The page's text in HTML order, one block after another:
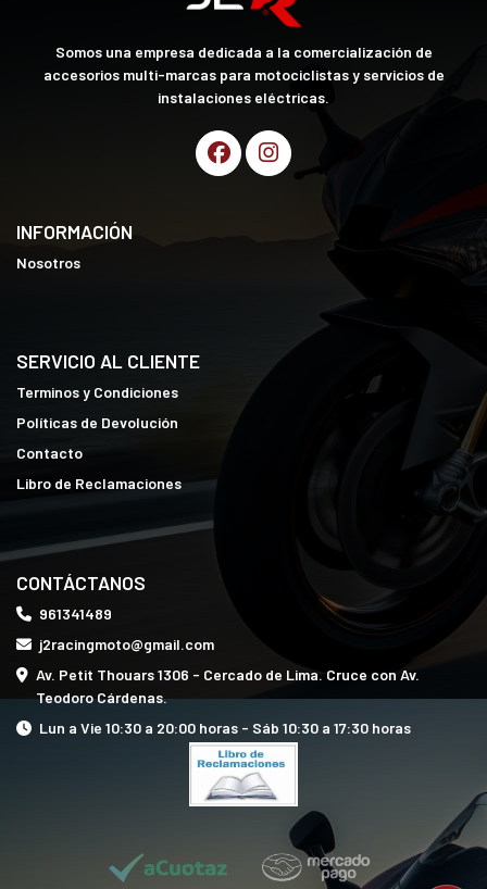
Somos una empresa dedicada a la comercialización de
accesorios multi-marcas para motociclistas y servicios de
instalaciones eléctricas.
INFORMACIÓN
Nosotros
SERVICIO AL CLIENTE
Terminos y Condiciones
Políticas de Devolución
Contacto
Libro de Reclamaciones
CONTÁCTANOS
961341489
j2racingmoto@gmail.com
Av. Petit Thouars 1306 - Cercado de Lima. Cruce con Av.
Teodoro Cárdenas.
Lun a Vie 10:30 a 20:00 horas - Sáb 10:30 a 17:30 horas